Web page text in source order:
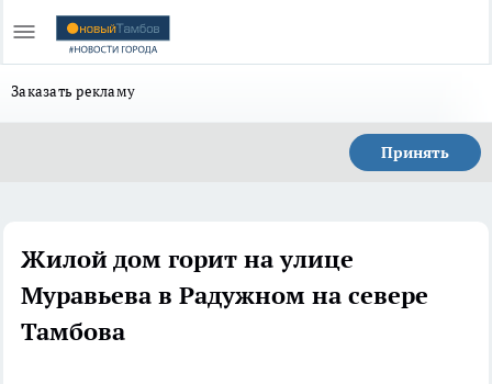
Заказать рекламу
Принять
Жилой дом горит на улице
Муравьева в Радужном на севере
Тамбова